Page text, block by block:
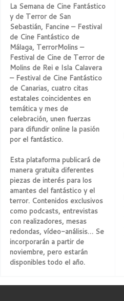
La Semana de Cine Fantástico
y de Terror de San
Sebastián, Fancine – Festival
de Cine Fantástico de
Málaga, TerrorMolins –
Festival de Cine de Terror de
Molins de Rei e Isla Calavera
– Festival de Cine Fantástico
de Canarias, cuatro citas
estatales coincidentes en
temática y mes de
celebración, unen fuerzas
para difundir online la pasión
por el fantástico.
Esta plataforma publicará de
manera gratuita diferentes
piezas de interés para los
amantes del fantástico y el
terror. Contenidos exclusivos
como podcasts, entrevistas
con realizadores, mesas
redondas, vídeo-análisis… Se
incorporarán a partir de
noviembre, pero estarán
disponibles todo el año.